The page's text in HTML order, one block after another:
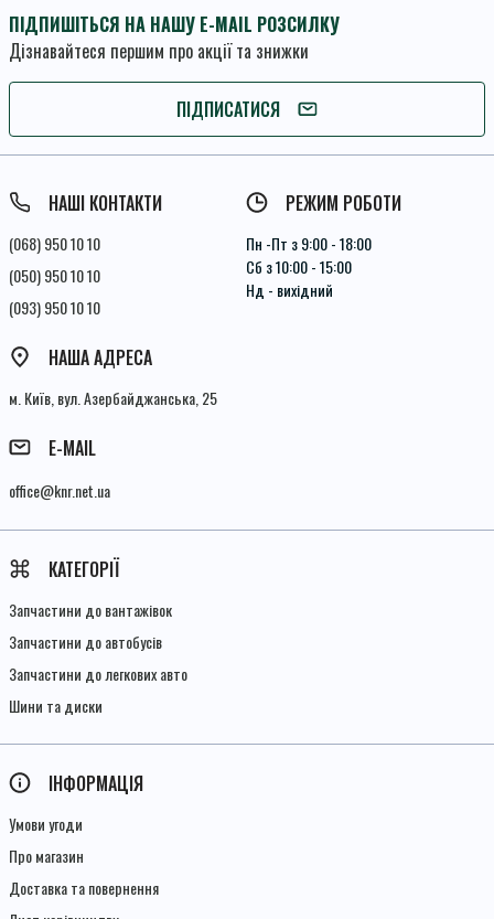
ПІДПИШІТЬСЯ НА НАШУ E-MAIL РОЗСИЛКУ
Дізнавайтеся першим про акції та знижки
ПІДПИСАТИСЯ
ПІДПИШІТЬСЯ
Умови угоди
НАШІ КОНТАКТИ
(068) 950 10 10
(050) 950 10 10
(093) 950 10 10
РЕЖИМ РОБОТИ
Пн -Пт з 9:00 - 18:00
Сб з 10:00 - 15:00
Нд - вихідний
НАША АДРЕСА
м. Київ, вул. Азербайджанська, 25
E-MAIL
office@knr.net.ua
КАТЕГОРІЇ
Запчастини до вантажівок
Запчастини до автобусів
Запчастини до легкових авто
Шини та диски
ІНФОРМАЦІЯ
Умови угоди
Про магазин
Доставка та повернення